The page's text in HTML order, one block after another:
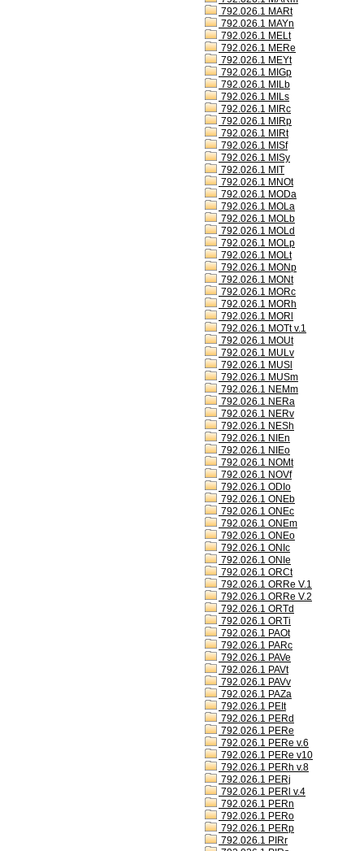
792.026.1 MARt
792.026.1 MAYn
792.026.1 MELt
792.026.1 MERe
792.026.1 MEYt
792.026.1 MIGp
792.026.1 MILb
792.026.1 MILs
792.026.1 MIRc
792.026.1 MIRp
792.026.1 MIRt
792.026.1 MISf
792.026.1 MISy
792.026.1 MIT
792.026.1 MNOt
792.026.1 MODa
792.026.1 MOLa
792.026.1 MOLb
792.026.1 MOLd
792.026.1 MOLp
792.026.1 MOLt
792.026.1 MONp
792.026.1 MONt
792.026.1 MORc
792.026.1 MORh
792.026.1 MORl
792.026.1 MOTt v.1
792.026.1 MOUt
792.026.1 MULv
792.026.1 MUSl
792.026.1 MUSm
792.026.1 NEMm
792.026.1 NERa
792.026.1 NERv
792.026.1 NESh
792.026.1 NIEn
792.026.1 NIEo
792.026.1 NOMt
792.026.1 NOVf
792.026.1 ODIo
792.026.1 ONEb
792.026.1 ONEc
792.026.1 ONEm
792.026.1 ONEo
792.026.1 ONIc
792.026.1 ONIe
792.026.1 ORCt
792.026.1 ORRe V.1
792.026.1 ORRe V.2
792.026.1 ORTd
792.026.1 ORTi
792.026.1 PAOt
792.026.1 PARc
792.026.1 PAVe
792.026.1 PAVt
792.026.1 PAVv
792.026.1 PAZa
792.026.1 PEIt
792.026.1 PERd
792.026.1 PERe
792.026.1 PERe v.6
792.026.1 PERe v10
792.026.1 PERh v.8
792.026.1 PERj
792.026.1 PERl v.4
792.026.1 PERn
792.026.1 PERo
792.026.1 PERp
792.026.1 PIRr